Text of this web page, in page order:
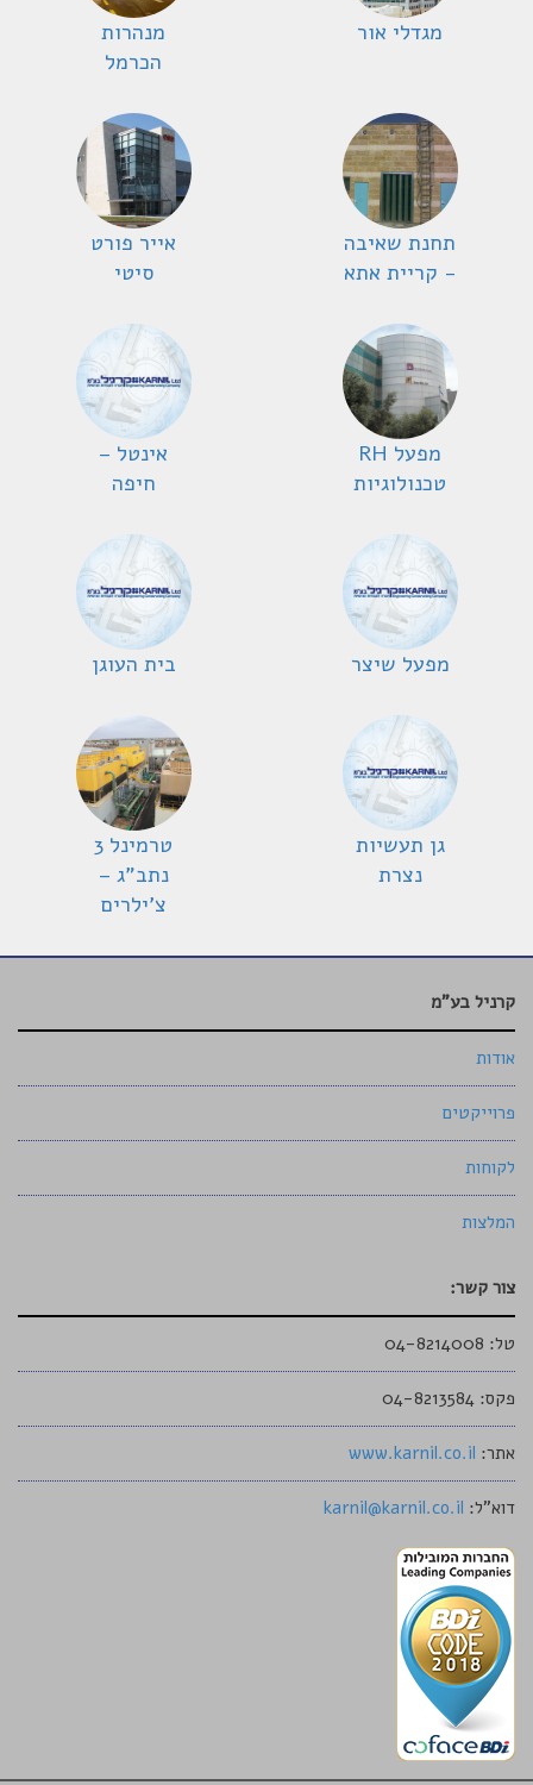
מגדלי אור
מנהרות
הכרמל
תחנת שאיבה
- קריית אתא
אייר פורט
סיטי
מפעל RH
טכנולוגיות
אינטל –
חיפה
מפעל שיצר בית העוגן
גן תעשיות
נצרת
טרמינל 3
נתב"ג –
צ'ילרים
קרניל בע"מ
אודות
פרוייקטים
לקוחות
המלצות
צור קשר:
טל: 04-8214008
פקס: 04-8213584
אתר: www.karnil.co.il
דוא"ל: karnil@karnil.co.il